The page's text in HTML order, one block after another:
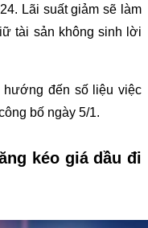
Lãi suất giảm sẽ làm
tài sản không sinh lời
đến số liệu việc
bố ngày 5/1.
kéo giá dầu đi